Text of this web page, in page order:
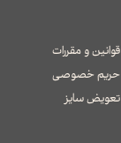
قوانین و مقررات
حریم خصوصی
تعویض سایز